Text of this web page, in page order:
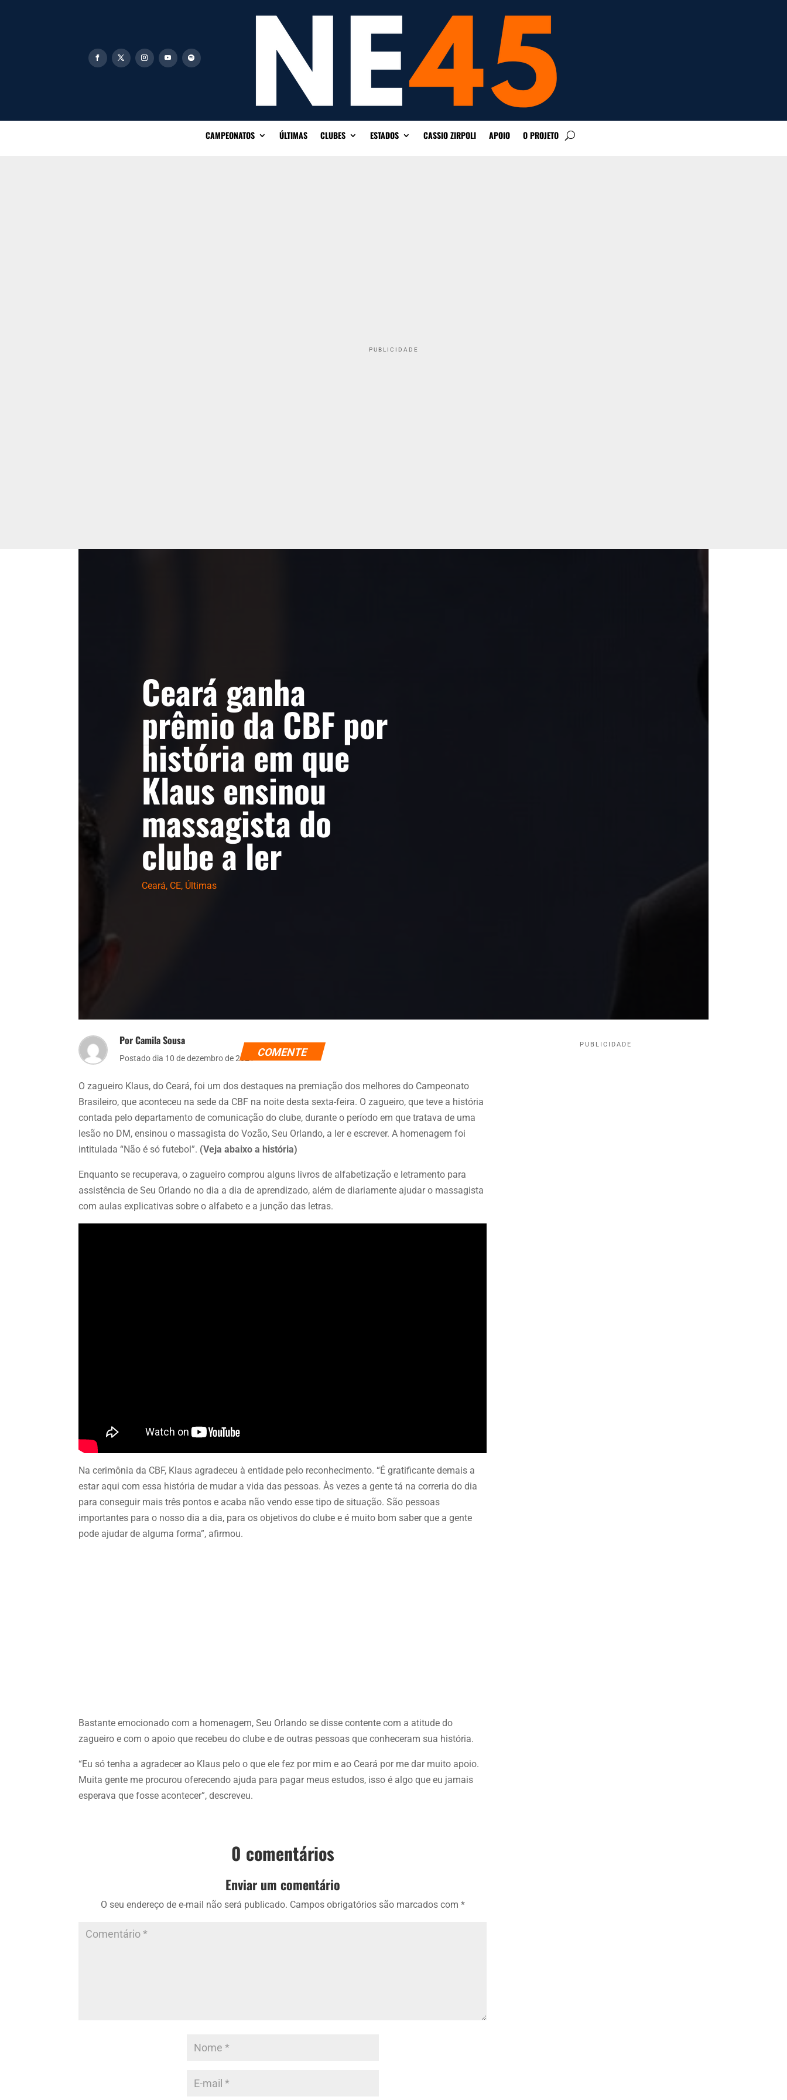
CAMPEONATOS ÚLTIMAS CLUBES ESTADOS CASSIO ZIRPOLI APOIO O PROJETO
PUBLICIDADE
Ceará ganha
prêmio da CBF por
história em que
Klaus ensinou
massagista do
clube a ler
Ceará, CE, Últimas
Por Camila Sousa
Postado dia 10 de dezembro de 2021 COMENTE
O zagueiro Klaus, do Ceará, foi um dos destaques na premiação dos melhores do Campeonato
Brasileiro, que aconteceu na sede da CBF na noite desta sexta-feira. O zagueiro, que teve a história
contada pelo departamento de comunicação do clube, durante o período em que tratava de uma
lesão no DM, ensinou o massagista do Vozão, Seu Orlando, a ler e escrever. A homenagem foi
intitulada “Não é só futebol”. (Veja abaixo a história)
Enquanto se recuperava, o zagueiro comprou alguns livros de alfabetização e letramento para
assistência de Seu Orlando no dia a dia de aprendizado, além de diariamente ajudar o massagista
com aulas explicativas sobre o alfabeto e a junção das letras.
Na cerimônia da CBF, Klaus agradeceu à entidade pelo reconhecimento. “É gratificante demais a
estar aqui com essa história de mudar a vida das pessoas. Às vezes a gente tá na correria do dia
para conseguir mais três pontos e acaba não vendo esse tipo de situação. São pessoas
importantes para o nosso dia a dia, para os objetivos do clube e é muito bom saber que a gente
pode ajudar de alguma forma”, afirmou.
Bastante emocionado com a homenagem, Seu Orlando se disse contente com a atitude do
zagueiro e com o apoio que recebeu do clube e de outras pessoas que conheceram sua história.
“Eu só tenha a agradecer ao Klaus pelo o que ele fez por mim e ao Ceará por me dar muito apoio.
Muita gente me procurou oferecendo ajuda para pagar meus estudos, isso é algo que eu jamais
esperava que fosse acontecer”, descreveu.
0 comentários
Enviar um comentário
O seu endereço de e-mail não será publicado. Campos obrigatórios são marcados com *
PUBLICIDADE